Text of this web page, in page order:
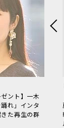
ント】一木
れ」インタ
た再生の群